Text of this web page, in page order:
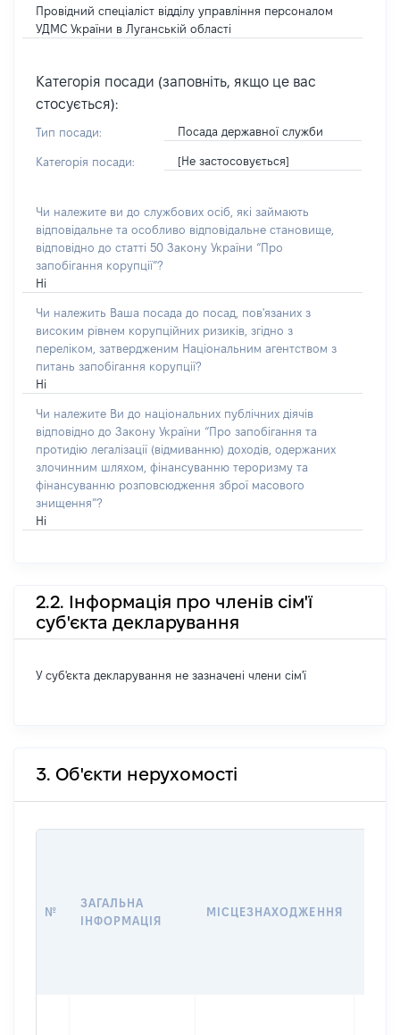
Провідний спеціаліст відділу управління персоналом
УДМС України в Луганській області
Категорія посади (заповніть, якщо це вас
стосується):
Тип посади: Посада державної служби
Категорія посади: [Не застосовується]
Чи належите ви до службових осіб, які займають
відповідальне та особливо відповідальне становище,
відповідно до статті 50 Закону України “Про
запобігання корупції”?
Ні
Чи належить Ваша посада до посад, пов'язаних з
високим рівнем корупційних ризиків, згідно з
переліком, затвердженим Національним агентством з
питань запобігання корупції?
Ні
Чи належите Ви до національних публічних діячів
відповідно до Закону України “Про запобігання та
протидію легалізації (відмиванню) доходів, одержаних
злочинним шляхом, фінансуванню тероризму та
фінансуванню розповсюдження зброї масового
знищення”?
Ні
2.2. Інформація про членів сім'ї
суб'єкта декларування
У суб'єкта декларування не зазначені члени сім'ї
3. Об'єкти нерухомості
№
ЗАГАЛЬНА
ІНФОРМАЦІЯ
МІСЦЕЗНАХОДЖЕННЯ